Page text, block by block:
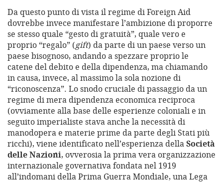
Da questo punto di vista il regime di Foreign Aid
dovrebbe invece manifestare l’ambizione di proporre
se stesso quale “gesto di gratuità”, quale vero e
proprio “regalo” (gift) da parte di un paese verso un
paese bisognoso, andando a spezzare proprio le
catene del debito e della dipendenza, ma chiamando
in causa, invece, al massimo la sola nozione di
“riconoscenza”. Lo snodo cruciale di passaggio da un
regime di mera dipendenza economica reciproca
(ovviamente alla base delle esperienze coloniali e in
seguito imperialiste stava anche la necessità di
manodopera e materie prime da parte degli Stati più
ricchi), viene identificato nell’esperienza dellaSocietà
delle Nazioni, ovverosia la prima vera organizzazione
internazionale governativa fondata nel 1919
all’indomani della Prima Guerra Mondiale, una Lega